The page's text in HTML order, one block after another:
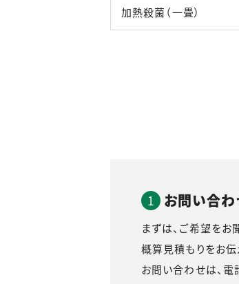
加熱殺菌（一畳）
お問い合わ
まずは、ご希望をお
概算見積もりをお伝
お問い合わせは、電